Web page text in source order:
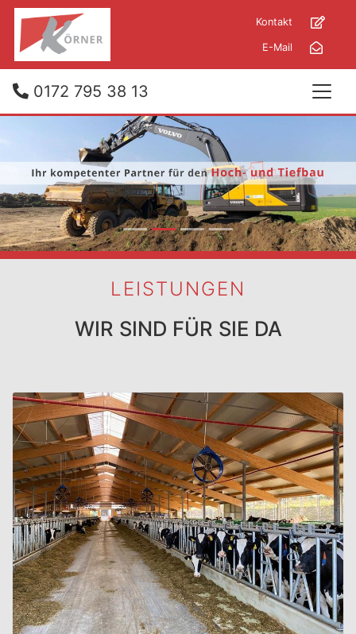
Kontakt
E-Mail
0172 795 38 13
zurück
LEISTUNGEN
WIR SIND FÜR SIE DA